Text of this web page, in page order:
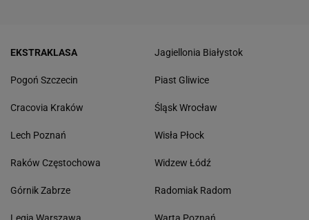
EKSTRAKLASA
Pogoń Szczecin
Cracovia Kraków
Lech Poznań
Raków Częstochowa
Górnik Zabrze
Jagiellonia Białystok
Piast Gliwice
Śląsk Wrocław
Wisła Płock
Widzew Łódź
Radomiak Radom